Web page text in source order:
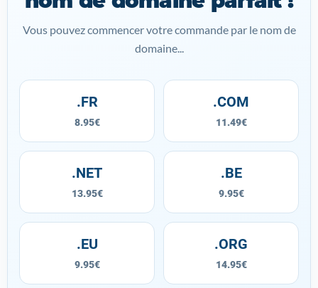
Vous pouvez commencer votre commande par le nom de
domaine...
.FR
8.95€
.COM
11.49€
.NET
13.95€
.BE
9.95€
.EU
9.95€
.ORG
14.95€